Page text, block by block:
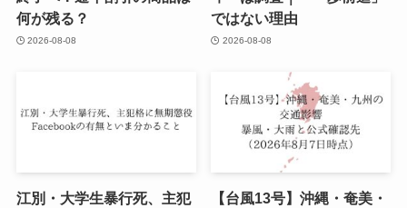
何が残る？
2026-08-08
ではない理由
2026-08-08
江別・大学生暴行死、主犯
【台風13号】沖縄・奄美・